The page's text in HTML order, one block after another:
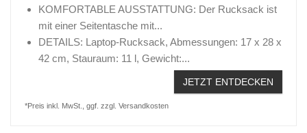
KOMFORTABLE AUSSTATTUNG: Der Rucksack ist
mit einer Seitentasche mit...
DETAILS: Laptop-Rucksack, Abmessungen: 17 x 28 x
42 cm, Stauraum: 11 l, Gewicht:...
JETZT ENTDECKEN
*Preis inkl. MwSt., ggf. zzgl. Versandkosten